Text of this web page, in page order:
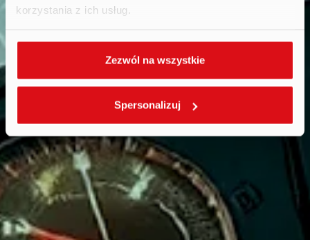
korzystania z ich usług.
Zezwól na wszystkie
Spersonalizuj